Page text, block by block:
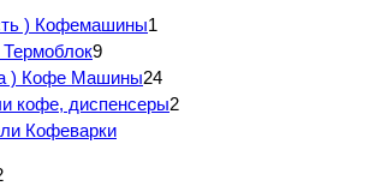
) Кофемашины1
Термоблок9
) Кофе Машины24
кофе, диспенсеры2
Кофеварки